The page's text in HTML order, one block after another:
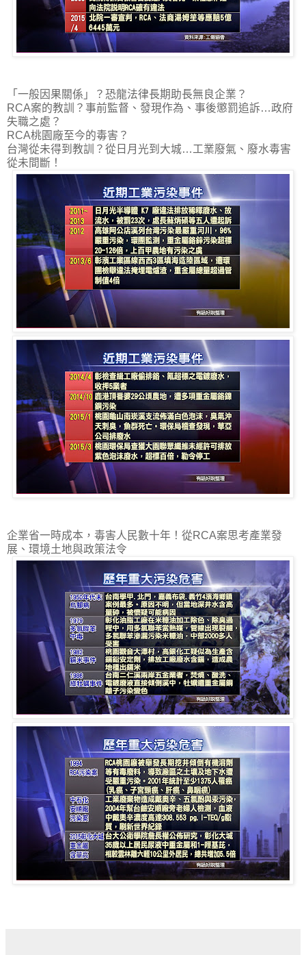
「一般因果關係」？恐龍法律長期助長無良企業？
RCA案的教訓？事前監督、發現作為、事後懲罰追訴…政府
失職之處？
RCA桃園廠至今的毒害？
台灣從未得到教訓？從日月光到大城…工業廢氣、廢水毒害
從未間斷！
企業省一時成本，毒害人民數十年！從RCA案思考產業發
展、環境土地與政策法令